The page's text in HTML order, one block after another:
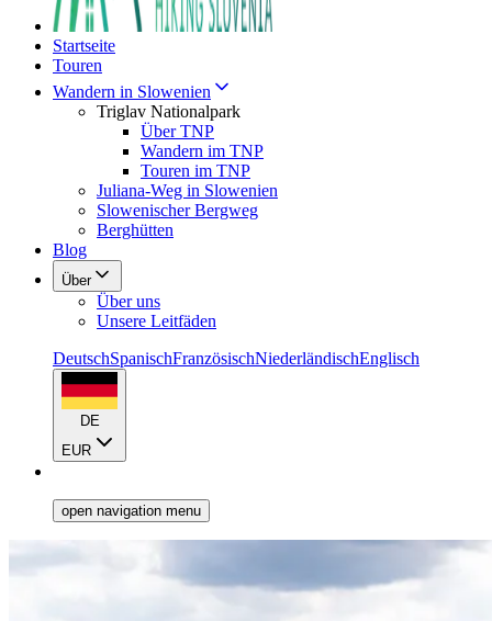
Startseite
Touren
Wandern in Slowenien
Triglav Nationalpark
Über TNP
Wandern im TNP
Touren im TNP
Juliana-Weg in Slowenien
Slowenischer Bergweg
Berghütten
Blog
Über
Über uns
Unsere Leitfäden
DeutschSpanischFranzösischNiederländischEnglisch
DE
EUR
open navigation menu